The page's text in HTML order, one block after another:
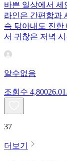
바쁜 일상에서 세
라인은 간편함과
슥 닦아내도 진한
서 귀찮은 저녁
알수없음
조회수 4,800
37
더보기